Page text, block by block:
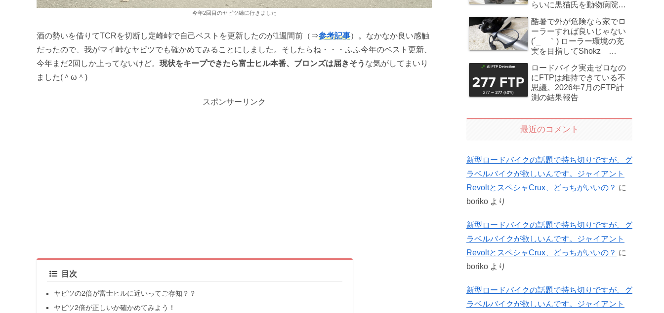
今年2回目のヤビツ練に行きました
酒の勢いを借りてTCRを切断し定峰峠で自己ベストを更新したのが1週間前（⇒参考記事）。なかなか良い感触
だったので、我がマイ峠なヤビツでも確かめてみることにしました。そしたらね・・・ふふ今年のベスト更新、
今年まだ2回しか上ってないけど。 現状をキープできたら富士ヒル本番、ブロンズは届きそう な気がしてまいり
ました(＾ω＾)
スポンサーリンク
目次
ヤビツの2倍が富士ヒルに近いってご存知？？
ヤビツ2倍が正しいか確かめてみよう！
らいに黒猫氏を動物病院へ
酷暑で外が危険なら家でロ
ーラーすれば良いじゃない
(´_ゝ｀) ローラー環境の充
実を目指してShokz
た
ロードバイク実走ゼロなの
にFTPは維持できている不
思議。2026年7月のFTP計
測の結果報告
最近のコメント
新型ロードバイクの話題で持ち切りですが、グ
ラベルバイクが欲しいんです。ジャイアント
RevoltとスペシャCrux、どっちがいいの？ に
boriko より
新型ロードバイクの話題で持ち切りですが、グ
ラベルバイクが欲しいんです。ジャイアント
RevoltとスペシャCrux、どっちがいいの？ に
boriko より
新型ロードバイクの話題で持ち切りですが、グ
ラベルバイクが欲しいんです。ジャイアント